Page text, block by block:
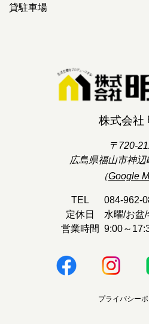
貸駐車場
株式会社
〒720-
広島県福山市神辺
（Google
TEL
084-962-
定休日
水曜/お盆
営業時間 9:00～
プライバシー